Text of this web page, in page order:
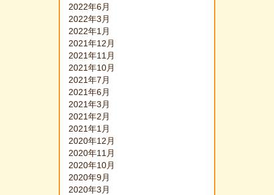
2022年6月
2022年3月
2022年1月
2021年12月
2021年11月
2021年10月
2021年7月
2021年6月
2021年3月
2021年2月
2021年1月
2020年12月
2020年11月
2020年10月
2020年9月
2020年3月